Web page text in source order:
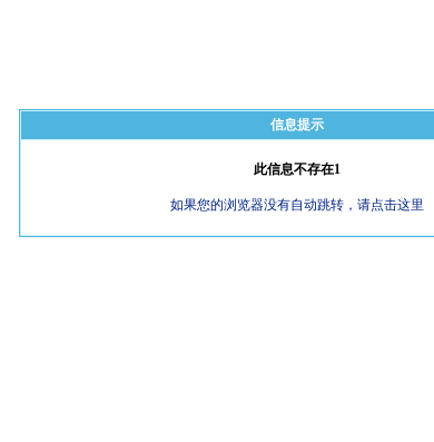
信息提示
此信息不存在1
如果您的浏览器没有自动跳转，请点击这里